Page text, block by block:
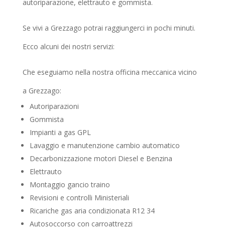
autoriparazione, elettrauto e gommista.
Se vivi a Grezzago potrai raggiungerci in pochi minuti.
Ecco alcuni dei nostri servizi:
Che eseguiamo nella nostra officina meccanica vicino
a Grezzago:
Autoriparazioni
Gommista
Impianti a gas GPL
Lavaggio e manutenzione cambio automatico
Decarbonizzazione motori Diesel e Benzina
Elettrauto
Montaggio gancio traino
Revisioni e controlli Ministeriali
Ricariche gas aria condizionata R12 34
Autosoccorso con carroattrezzi